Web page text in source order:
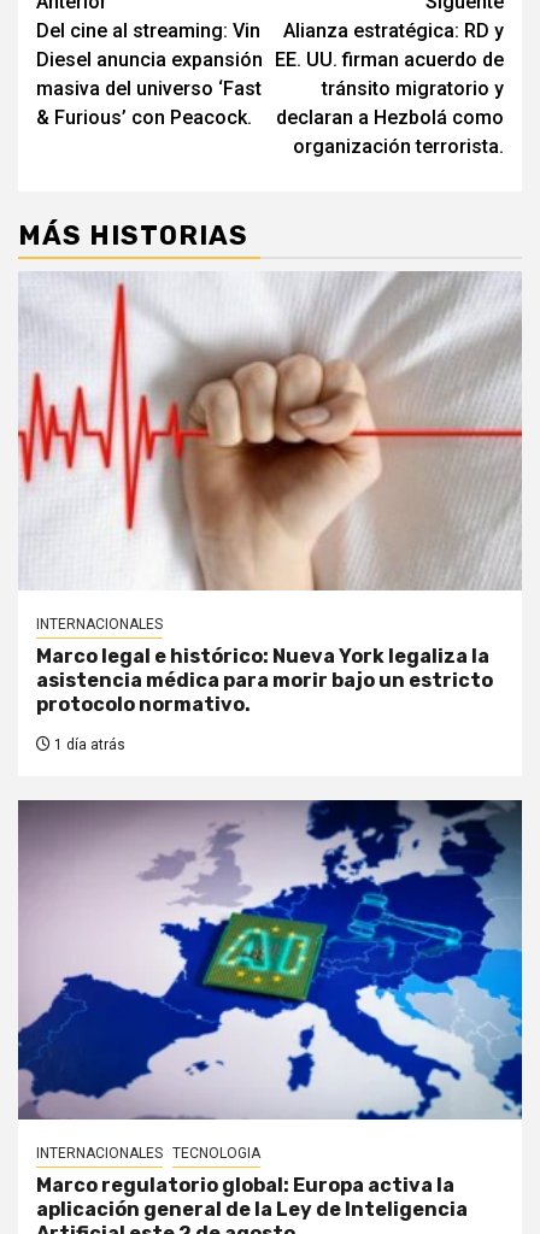
de
entradas
Del cine al streaming: Vin
Diesel anuncia expansión
masiva del universo ‘Fast
& Furious’ con Peacock.
Alianza estratégica: RD y
EE. UU. firman acuerdo de
tránsito migratorio y
declaran a Hezbolá como
organización terrorista.
MÁS HISTORIAS
INTERNACIONALES
Marco legal e histórico: Nueva York legaliza la
asistencia médica para morir bajo un estricto
protocolo normativo.
1 día atrás
INTERNACIONALES TECNOLOGIA
Marco regulatorio global: Europa activa la
aplicación general de la Ley de Inteligencia